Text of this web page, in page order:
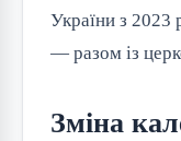
України з 2023
— разом із
Зміна